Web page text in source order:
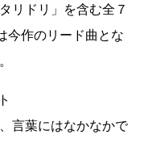
リドリ」を含む全７
今作のリード曲とな
言葉にはなかなかで